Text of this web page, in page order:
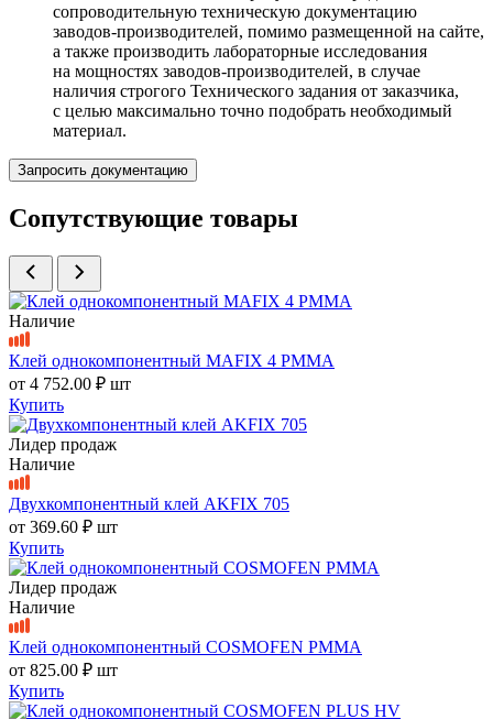
сопроводительную техническую документацию
заводов-производителей, помимо размещенной на сайте,
а также производить лабораторные исследования
на мощностях заводов-производителей, в случае
наличия строгого Технического задания от заказчика,
с целью максимально точно подобрать необходимый
материал.
Запросить документацию
Сопутствующие товары
Наличие
Клей однокомпонентный MAFIX 4 PMMA
от 4 752.00 ₽ шт
Купить
Лидер продаж
Наличие
Двухкомпонентный клей AKFIX 705
от 369.60 ₽ шт
Купить
Лидер продаж
Наличие
Клей однокомпонентный COSMOFEN PMMA
от 825.00 ₽ шт
Купить